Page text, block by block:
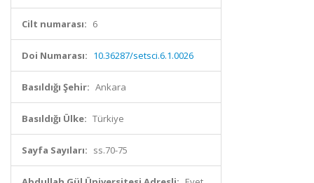
Cilt numarası: 6
Doi Numarası: 10.36287/setsci.6.1.0026
Basıldığı Şehir: Ankara
Basıldığı Ülke: Türkiye
Sayfa Sayıları: ss.70-75